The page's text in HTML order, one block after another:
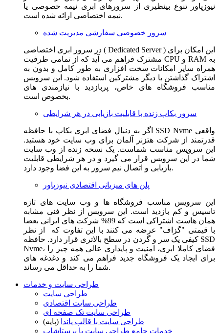
نیوزپاور تنوع بینظیری از سرورهای ابری نیمه خصوصی یا
نیمه اختصاصی ارائه شده است.
سرور خصوصی سفارشی مدیریت شده
در سرور ابری اختصاصی ( Dedicated Server ) این امکان برای
مشترک فراهم می آید که از تمامی ظرفیت CPU و RAM به
همراه سایر امکانات سخت افزاری به طور کامل و بدون به
اشتراک گذاشتن با دیگر مشترکین استفاده شود. این سرویس
مناسب فروشگاه های خاص، پربازدید با نیازمندی های
بخصوص است.
سرور بکاپ زنده با قابلیت بازیابی در هر شرایطی
اگر به دنبال فضای ابری بکاپ با حافظه SSD Nvme واقعی
قدرتمند از شرکت هتزنر آلمان برای وب سایت خود هستید.
این سرویس مناسب شماست. یک نسخه زنده از وب سایت
شما در این سرویس قرار می گیرد و در هر شرایطی قابلیت
بازیابی و اتصال نیم سرور به این فضا وجود دارد.
پلن های میزبانی اقتصادی نیوزپاور
این سرویس مناسب فروشگاه ها و وب سایت های تازه
تاسیس و کم بازدید است. این سرویس از نظر فنی مشابه
همان هاست اشتراکی است که 99% شرکت های ایرانی بعضا
با قیمتی "گزاف" عرضه می کنند با این تفاوت که از نظر
کیفی یک سر و گردن در سطح بالاتری قرار دارد. حافظه SSD
Nvme، فضای کاملا ابری، امنیت و پایداری عالی همه چیز را
برای ایجاد یک فروشگاه جدید فراهم می کند و دغدغه های
شما را به حداقل می رساند.
طراحی سایت و خدمات
طراحی سایت
طراحی سایت اقتصادی
طراحی سایت تک صفحه ای
طراحی سایت با قالب پاندا (پایه)